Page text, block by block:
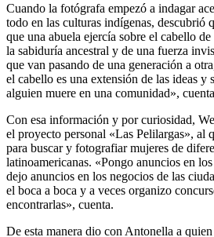
Cuando la fotógrafa empezó a indagar
todo en las culturas indígenas, descubrió
que una abuela ejercía sobre el cabello
la sabiduría ancestral y de una fuerza
que van pasando de una generación a
el cabello es una extensión de las ideas y
alguien muere en una comunidad»,
Con esa información y por curiosidad,
el proyecto personal «Las Pelilargas», al
para buscar y fotografiar mujeres de
latinoamericanas. «Pongo anuncios en
dejo anuncios en los negocios de las
el boca a boca y a veces organizo
encontrarlas», cuenta.
De esta manera dio con Antonella a